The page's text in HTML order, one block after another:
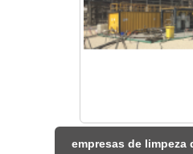
empresas de